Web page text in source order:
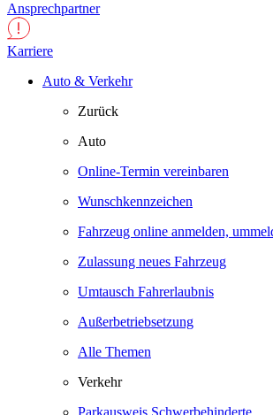
Ansprechpartner
Karriere
Auto & Verkehr
Zurück
Auto
Online-Termin vereinbaren
Wunschkennzeichen
Fahrzeug online anmelden,
Zulassung neues Fahrzeug
Umtausch Fahrerlaubnis
Außerbetriebsetzung
Alle Themen
Verkehr
Parkausweis Schwerbehinderte